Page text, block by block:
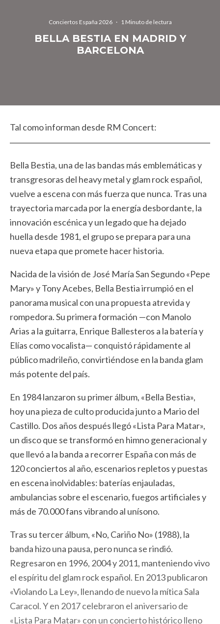
Conciertos España 2026 · 1 Minuto de lectura
BELLA BESTIA EN MADRID Y
BARCELONA
Tal como informan desde RM Concert:
Bella Bestia, una de las bandas más emblemáticas y
transgresoras del heavy metal y glam rock español,
vuelve a escena con más fuerza que nunca. Tras una
trayectoria marcada por la energía desbordante, la
innovación escénica y un legado que ha dejado
huella desde 1981, el grupo se prepara para una
nueva etapa que promete hacer historia.
Nacida de la visión de José María San Segundo «Pepe
Mary» y Tony Acebes, Bella Bestia irrumpió en el
panorama musical con una propuesta atrevida y
rompedora. Su primera formación —con Manolo
Arias a la guitarra, Enrique Ballesteros a la batería y
Elías como vocalista— conquistó rápidamente al
público madrileño, convirtiéndose en la banda glam
más potente del país.
En 1984 lanzaron su primer álbum, «Bella Bestia»,
hoy una pieza de culto producida junto a Mario del
Castillo. Dos años después llegó «Lista Para Matar»,
un disco que se transformó en himno generacional y
que llevó a la banda a recorrer España con más de
120 conciertos al año, escenarios repletos y puestas
en escena inolvidables: baterías enjauladas,
ambulancias sobre el escenario, fuegos artificiales y
más de 70.000 fans vibrando al unísono.
Tras su tercer álbum, «No, Cariño No» (1988), la
banda hizo una pausa, pero nunca se rindió.
Regresaron en 1996, 2004 y 2011, manteniendo vivo
el espíritu del glam rock español. En 2013 publicaron
«Violando La Ley», llenando de nuevo la mítica Sala
Caracol. Y en 2017 celebraron el aniversario de
«Lista Para Matar» con un concierto histórico lleno